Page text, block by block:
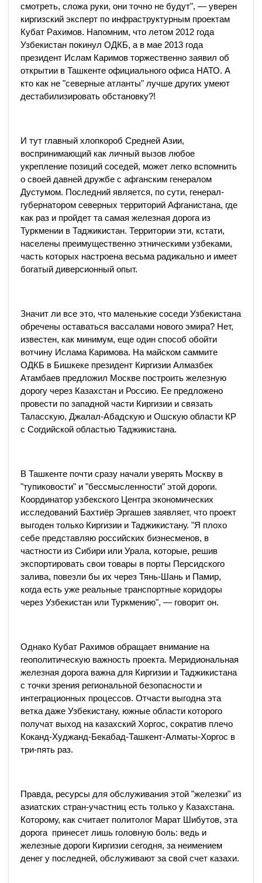
смотреть, сложа руки, они точно не будут", — уверен
киргизский эксперт по инфраструктурным проектам
Кубат Рахимов. Напомним, что летом 2012 года
Узбекистан покинул ОДКБ, а в мае 2013 года
президент Ислам Каримов торжественно заявил об
открытии в Ташкенте официального офиса НАТО. А
кто как не "северные атланты" лучше других умеют
дестабилизировать обстановку?!
И тут главный хлопкороб Средней Азии,
воспринимающий как личный вызов любое
укрепление позиций соседей, может легко вспомнить
о своей давней дружбе с афганским генералом
Дустумом. Последний является, по сути, генерал-
губернатором северных территорий Афганистана, где
как раз и пройдет та самая железная дорога из
Туркмении в Таджикистан. Территории эти, кстати,
населены преимущественно этническими узбеками,
часть которых настроена весьма радикально и имеет
богатый диверсионный опыт.
Значит ли все это, что маленькие соседи Узбекистана
обречены оставаться вассалами нового эмира? Нет,
известен, как минимум, еще один способ обойти
вотчину Ислама Каримова. На майском саммите
ОДКБ в Бишкеке президент Киргизии Алмазбек
Атамбаев предложил Москве построить железную
дорогу через Казахстан и Россию. Ее предложено
провести по западной части Киргизии и связать
Таласскую, Джалал-Абадскую и Ошскую области КР
с Согдийской областью Таджикистана.
В Ташкенте почти сразу начали уверять Москву в
"тупиковости" и "бессмысленности" этой дороги.
Координатор узбекского Центра экономических
исследований Бахтиёр Эргашев заявляет, что проект
выгоден только Киргизии и Таджикистану. "Я плохо
себе представляю российских бизнесменов, в
частности из Сибири или Урала, которые, решив
экспортировать свои товары в порты Персидского
залива, повезли бы их через Тянь-Шань и Памир,
когда есть уже реальные транспортные коридоры
через Узбекистан или Туркмению", — говорит он.
Однако Кубат Рахимов обращает внимание на
геополитическую важность проекта. Меридиональная
железная дорога важна для Киргизии и Таджикистана
с точки зрения региональной безопасности и
интеграционных процессов. Отчасти выгодна эта
ветка даже Узбекистану, южные области которого
получат выход на казахский Хоргос, сократив плечо
Коканд-Худжанд-Бекабад-Ташкент-Алматы-Хоргос в
три-пять раз.
Правда, ресурсы для обслуживания этой "железки" из
азиатских стран-участниц есть только у Казахстана.
Которому, как считает политолог Марат Шибутов, эта
дорога принесет лишь головную боль: ведь и
железные дороги Киргизии сегодня, за неимением
денег у последней, обслуживают за свой счет казахи.